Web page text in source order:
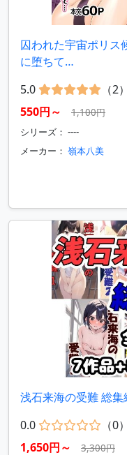
囚われた宇宙ポリス
に堕ちて…
5.0
（2）
550円～
1,100円
シリーズ： ----
メーカー： 嶺本八美
浅石来海の受難 総集
0.0
（0）
1,650円～
3,300円